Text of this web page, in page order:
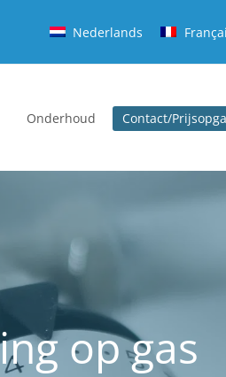
Nederlands
Onderhoud Contact/
op gas